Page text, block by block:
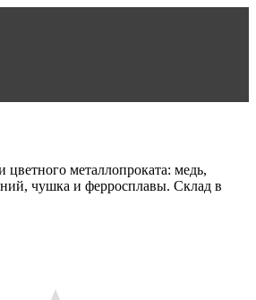
металлопроката: медь,
чушка и ферросплавы. Склад в